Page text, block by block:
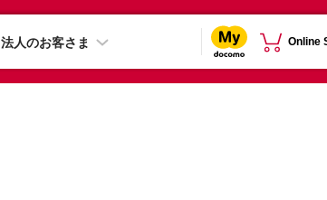
法人のお客さま Online